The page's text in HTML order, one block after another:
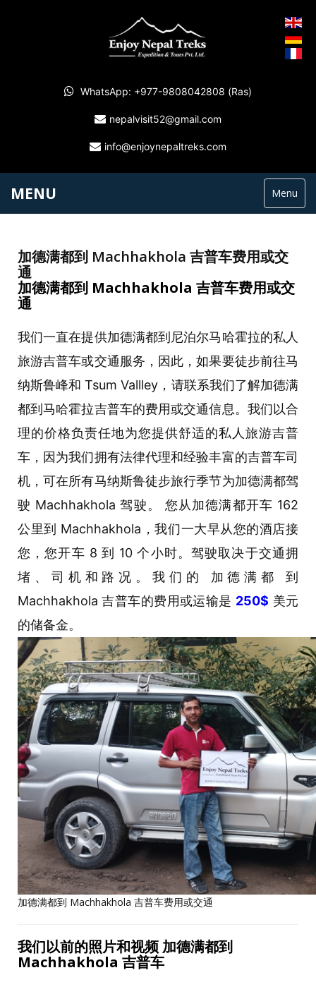
WhatsApp: +977-9808042808 (Ras)
nepalvisit52@gmail.com
info@enjoynepaltreks.com
MENU Menu
加德满都到 Machhakhola 吉普车费用或交
通
加德满都到 Machhakhola 吉普车费用或交
通
我们一直在提供加德满都到尼泊尔马哈霍拉的私人
旅游吉普车或交通服务，因此，如果要徒步前往马
纳斯鲁峰和 Tsum Vallley，请联系我们了解加德满
都到马哈霍拉吉普车的费用或交通信息。我们以合
理的价格负责任地为您提供舒适的私人旅游吉普
车，因为我们拥有法律代理和经验丰富的吉普车司
机，可在所有马纳斯鲁徒步旅行季节为加德满都驾
驶 Machhakhola 驾驶。 您从加德满都开车 162
公里到 Machhakhola，我们一大早从您的酒店接
您，您开车 8 到 10 个小时。驾驶取决于交通拥
堵、司机和路况。我们的 加德满都 到
Machhakhola 吉普车的费用或运输是 250$ 美元
的储备金。
加德满都到 Machhakhola 吉普车费用或交通
我们以前的照片和视频 加德满都到
Machhakhola 吉普车